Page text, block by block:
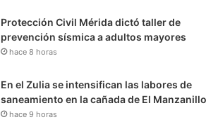
Protección Civil Mérida dictó taller de
prevención sísmica a adultos mayores
hace 8 horas
En el Zulia se intensifican las labores de
saneamiento en la cañada de El Manzanillo
hace 9 horas